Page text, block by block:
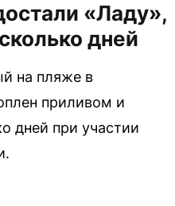
«Ладу»,
дней
на пляже в
приливом и
дней при участии